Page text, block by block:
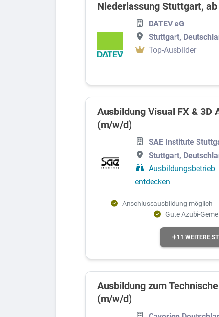
Niederlassung Stuttgart,
DATEV eG
Stuttgart,
Top-Ausbilder
Ausbildung Visual FX & 3D
(m/w/d)
SAE Institute
Stuttgart,
Ausbildungsbetrieb
entdecken
Anschlussausbildung möglich
Gute Azubi-
11 WEITERE
Ausbildung zum
(m/w/d)